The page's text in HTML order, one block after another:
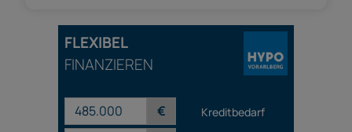
FLEXIBEL
FINANZIEREN
€ Kreditbedarf